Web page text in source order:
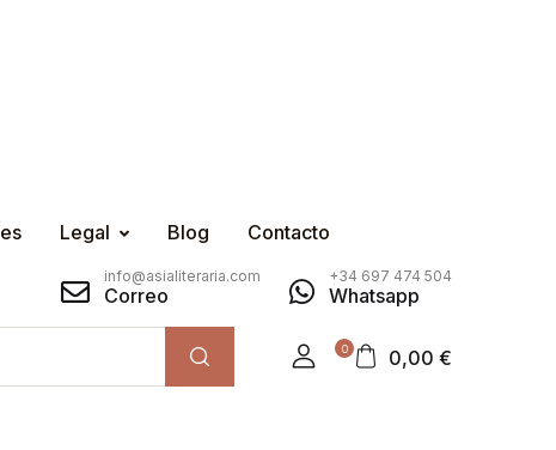
Legal Blog Contacto
info@asialiteraria.com
Correo
+34 697 474 504
Whatsapp
0 0,00 €